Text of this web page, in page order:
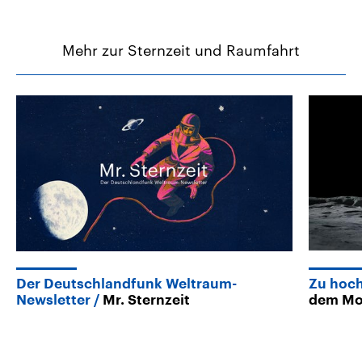
Mehr zur Sternzeit und Raumfahrt
Der Deutschlandfunk Weltraum-
Newsletter
Mr. Sternzeit
Zu
dem